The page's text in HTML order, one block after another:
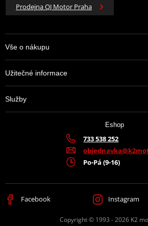
Prodejna QJ Motor Praha
Vše o nákupu
Užitečné informace
Služby
Eshop
733 538 252
Po-Pá (9-16)
Facebook Instagram
Copyright © 1993 - 2026 K2